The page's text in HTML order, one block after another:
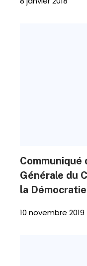
Communiqué
Générale du
la
10 novembre 2019